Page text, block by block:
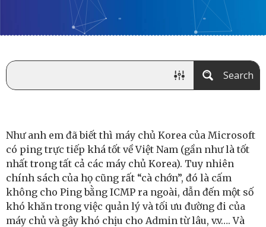
Search
Như anh em đã biết thì máy chủ Korea của Microsoft
có ping trực tiếp khá tốt về Việt Nam (gần như là tốt
nhất trong tất cả các máy chủ Korea). Tuy nhiên
chính sách của họ cũng rất “cà chớn”, đó là cấm
không cho Ping bằng ICMP ra ngoài, dẫn đến một số
khó khăn trong việc quản lý và tối ưu đường đi của
máy chủ và gây khó chịu cho Admin từ lâu, v.v…. Và